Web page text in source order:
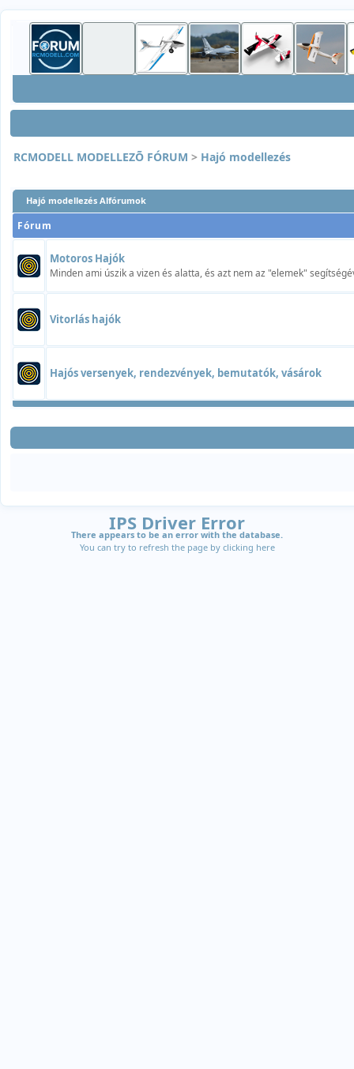
RCMODELL MODELLEZÕ FÓRUM > Hajó modellezés
Hajó modellezés Alfórumok
Fórum
Motoros Hajók
Minden ami úszik a vizen és alatta, és azt nem az "elemek"
Vitorlás hajók
Hajós versenyek, rendezvények, bemutatók, vásárok
IPS Driver Error
There appears to be an error with the database.
You can try to refresh the page by clicking here